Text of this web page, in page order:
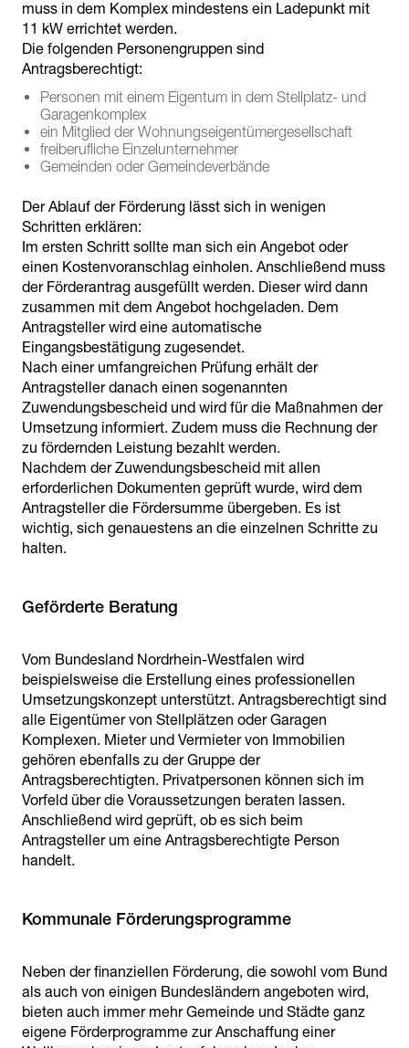
muss in dem Komplex mindestens ein Ladepunkt mit
11 kW errichtet werden.
Die folgenden Personengruppen sind
Antragsberechtigt:
Personen mit einem Eigentum in dem Stellplatz- und
Garagenkomplex
ein Mitglied der Wohnungseigentümergesellschaft
freiberufliche Einzelunternehmer
Gemeinden oder Gemeindeverbände
Der Ablauf der Förderung lässt sich in wenigen
Schritten erklären:
Im ersten Schritt sollte man sich ein Angebot oder
einen Kostenvoranschlag einholen. Anschließend muss
der Förderantrag ausgefüllt werden. Dieser wird dann
zusammen mit dem Angebot hochgeladen. Dem
Antragsteller wird eine automatische
Eingangsbestätigung zugesendet.
Nach einer umfangreichen Prüfung erhält der
Antragsteller danach einen sogenannten
Zuwendungsbescheid und wird für die Maßnahmen der
Umsetzung informiert. Zudem muss die Rechnung der
zu fördernden Leistung bezahlt werden.
Nachdem der Zuwendungsbescheid mit allen
erforderlichen Dokumenten geprüft wurde, wird dem
Antragsteller die Fördersumme übergeben. Es ist
wichtig, sich genauestens an die einzelnen Schritte zu
halten.
Geförderte Beratung
Vom Bundesland Nordrhein-Westfalen wird
beispielsweise die Erstellung eines professionellen
Umsetzungskonzept unterstützt. Antragsberechtigt sind
alle Eigentümer von Stellplätzen oder Garagen
Komplexen. Mieter und Vermieter von Immobilien
gehören ebenfalls zu der Gruppe der
Antragsberechtigten. Privatpersonen können sich im
Vorfeld über die Voraussetzungen beraten lassen.
Anschließend wird geprüft, ob es sich beim
Antragsteller um eine Antragsberechtigte Person
handelt.
Kommunale Förderungsprogramme
Neben der finanziellen Förderung, die sowohl vom Bund
als auch von einigen Bundesländern angeboten wird,
bieten auch immer mehr Gemeinde und Städte ganz
eigene Förderprogramme zur Anschaffung einer